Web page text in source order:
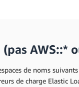
AWS::*
de noms
de charge Elastic